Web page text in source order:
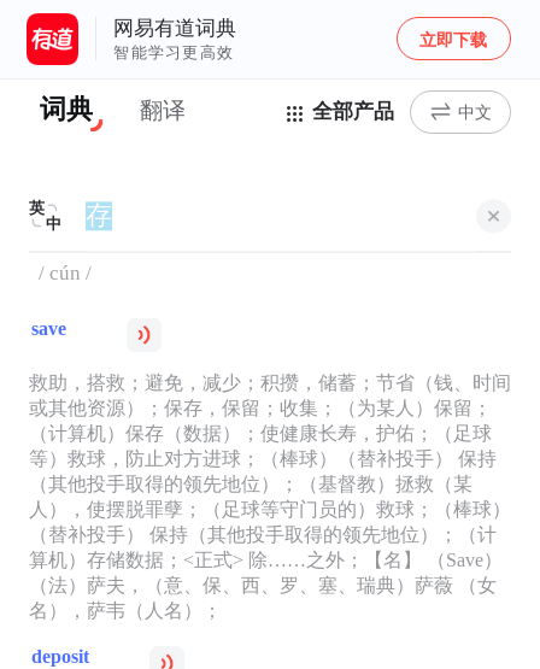
网易有道词典
智能学习更高效
立即下载
词典 翻译 全部产品 中文
英
中
/ cún /
save
救助，搭救；避免，减少；积攒，储蓄；节省（钱、时间
或其他资源）；保存，保留；收集；（为某人）保留；
（计算机）保存（数据）；使健康长寿，护佑；（足球
等）救球，防止对方进球；（棒球）（替补投手） 保持
（其他投手取得的领先地位）；（基督教）拯救（某
人），使摆脱罪孽；（足球等守门员的）救球；（棒球）
（替补投手） 保持（其他投手取得的领先地位）；（计
算机）存储数据；<正式> 除……之外；【名】 （Save）
（法）萨夫，（意、保、西、罗、塞、瑞典）萨薇 （女
名），萨韦（人名）；
deposit